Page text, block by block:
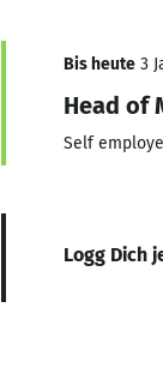
Bis heute 3
Head of
Self
Logg Dich